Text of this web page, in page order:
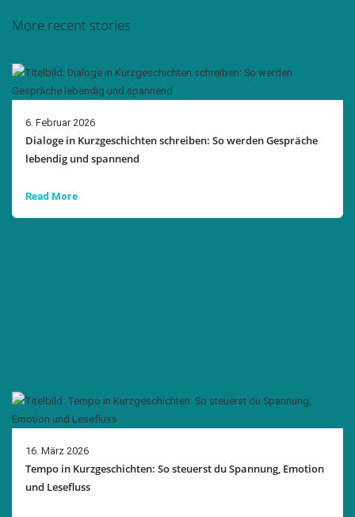
More recent stories
6. Februar 2026
Dialoge in Kurzgeschichten schreiben: So werden Gespräche
lebendig und spannend
Read More
16. März 2026
Tempo in Kurzgeschichten: So steuerst du Spannung, Emotion
und Lesefluss